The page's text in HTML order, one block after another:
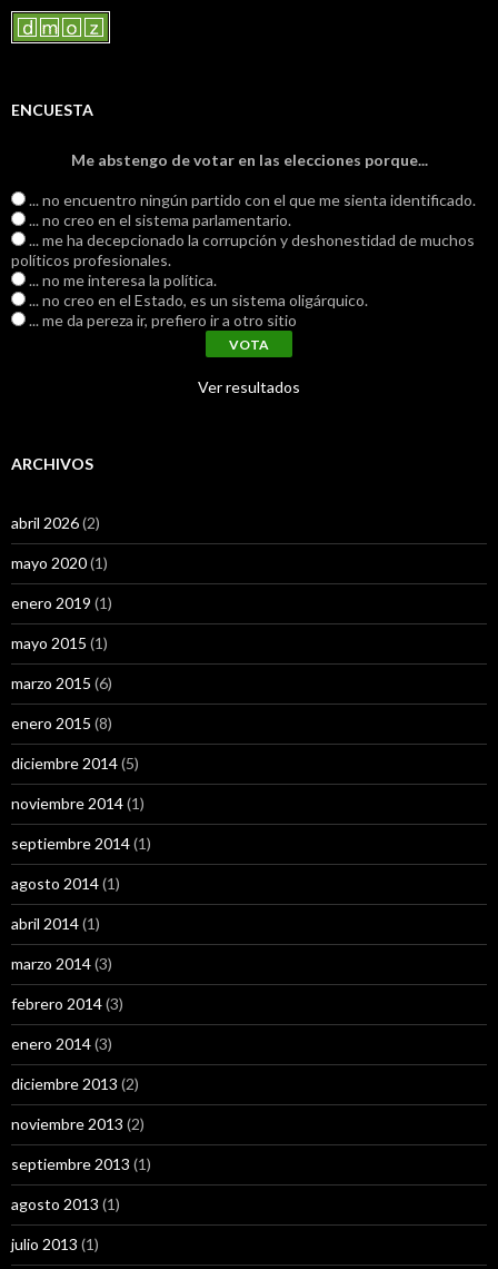
ENCUESTA
Me abstengo de votar en las elecciones porque...
... no encuentro ningún partido con el que me sienta identificado.
... no creo en el sistema parlamentario.
... me ha decepcionado la corrupción y deshonestidad de muchos
políticos profesionales.
... no me interesa la política.
... no creo en el Estado, es un sistema oligárquico.
... me da pereza ir, prefiero ir a otro sitio
Ver resultados
ARCHIVOS
abril 2026(2)
mayo 2020(1)
enero 2019 (1)
mayo 2015 (1)
marzo 2015 (6)
enero 2015 (8)
diciembre 2014(5)
noviembre 2014(1)
septiembre 2014(1)
agosto 2014(1)
abril 2014(1)
marzo 2014(3)
febrero 2014(3)
enero 2014(3)
diciembre 2013 (2)
noviembre 2013 (2)
septiembre 2013 (1)
agosto 2013 (1)
julio 2013 (1)